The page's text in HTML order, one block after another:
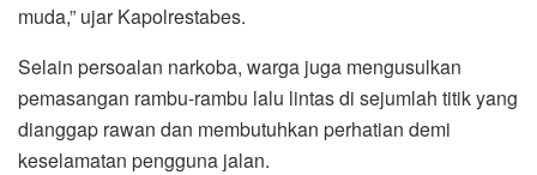
muda,” ujar Kapolrestabes.
Selain persoalan narkoba, warga juga mengusulkan
pemasangan rambu-rambu lalu lintas di sejumlah titik yang
dianggap rawan dan membutuhkan perhatian demi
keselamatan pengguna jalan.